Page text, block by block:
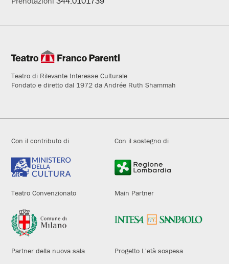
Teatro di Rilevante Interesse Culturale
Fondato e diretto dal 1972 da Andrée Ruth Shammah
Con il contributo di Con il sostegno di
Teatro Convenzionato Main Partner
Partner della nuova sala Progetto L'età sospesa